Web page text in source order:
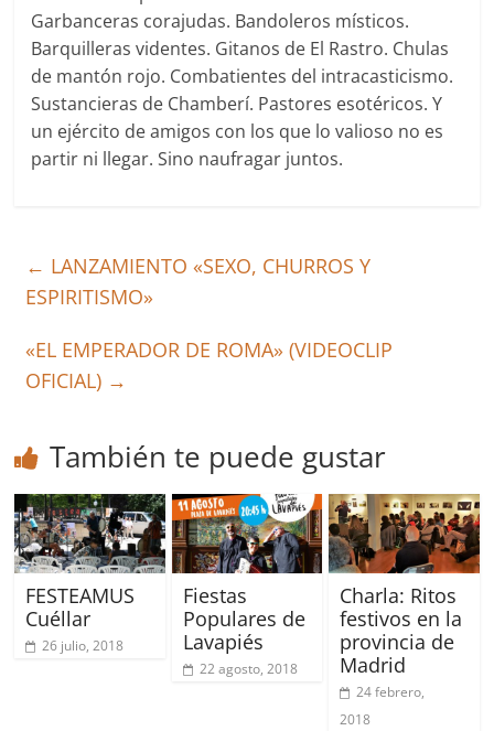
Garbanceras corajudas. Bandoleros místicos.
Barquilleras videntes. Gitanos de El Rastro. Chulas
de mantón rojo. Combatientes del intracasticismo.
Sustancieras de Chamberí. Pastores esotéricos. Y
un ejército de amigos con los que lo valioso no es
partir ni llegar. Sino naufragar juntos.
← LANZAMIENTO «SEXO, CHURROS Y
ESPIRITISMO»
«EL EMPERADOR DE ROMA» (VIDEOCLIP
OFICIAL) →
También te puede gustar
FESTEAMUS
Cuéllar
26 julio, 2018
Fiestas
Populares de
Lavapiés
22 agosto, 2018
Charla: Ritos
festivos en la
provincia de
Madrid
24 febrero,
2018